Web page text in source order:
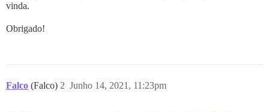
vinda.
Obrigado!
Falco (Falco) Junho 14, 2021, 11:23pm
2